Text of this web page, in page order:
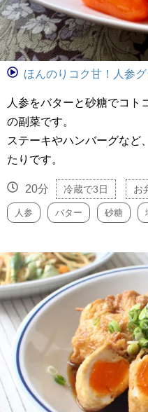
ほんのりコク甘！人参
人参をバターと砂糖でコト
の副菜です。
ステーキやハンバーグなど
たりです。
20分 冷蔵で3日 お
人参 バター 砂糖